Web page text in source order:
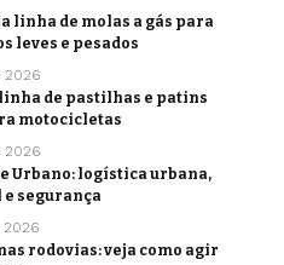
linha de molas a gás para
leves e pesados
2026
de pastilhas e patins
motocicletas
2026
Urbano: logística urbana,
segurança
2026
rodovias: veja como agir